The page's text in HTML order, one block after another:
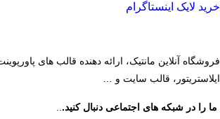
خرید لایک اینستاگرام
فروشگاه آنلاین مانتیک، ارائه دهنده قالب های
ایلاستریتور، قالب سایت و …
ما را در شبکه های اجتماعی دنبال کنید.